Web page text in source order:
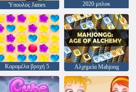
Ύπουλος James 2020 μπλοκ
Καραμέλα βροχή 5 Αλχημεία Mahjong